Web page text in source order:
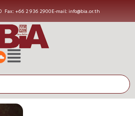
Fax: +66 2 936 2900E-mail: info@bia.or.th